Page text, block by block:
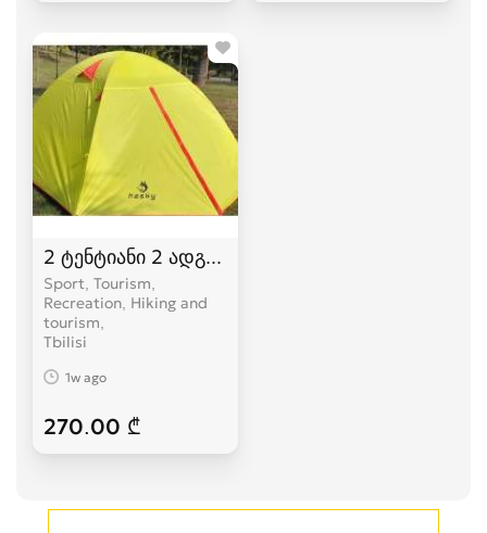
2 ტენტიანი 2 ადგილიანი HASKY karavi კარვები
Sport, Tourism,
Recreation, Hiking and
tourism
Tbilisi
1w ago
270.00 ₾